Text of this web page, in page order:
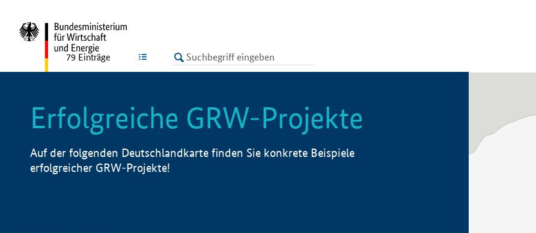
LISTE
79 Einträge
Erfolgreiche GRW-Projekte
Auf der folgenden Deutschlandkarte finden Sie konkrete Beispiele
erfolgreicher GRW-Projekte!